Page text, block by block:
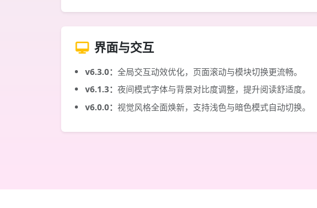
界面与交互
v6.3.0： 全局交互动效优化，页面滚动与模块切换更流畅。
v6.1.3： 夜间模式字体与背景对比度调整，提升阅读舒适度。
v6.0.0： 视觉风格全面焕新，支持浅色与暗色模式自动切换。